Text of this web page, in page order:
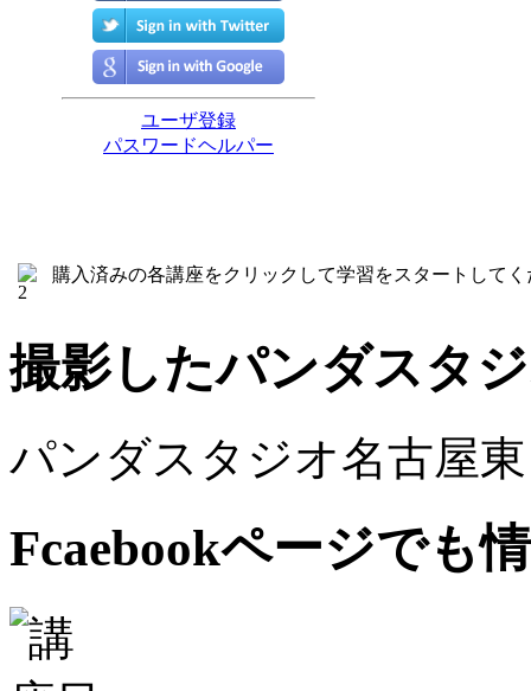
購入済みの各講座をクリックして学習をスタートして
撮影したパンダスタ
パンダスタジオ名古屋東
Fcaebookページでも